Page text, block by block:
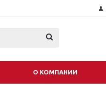
О КОМПАНИИ